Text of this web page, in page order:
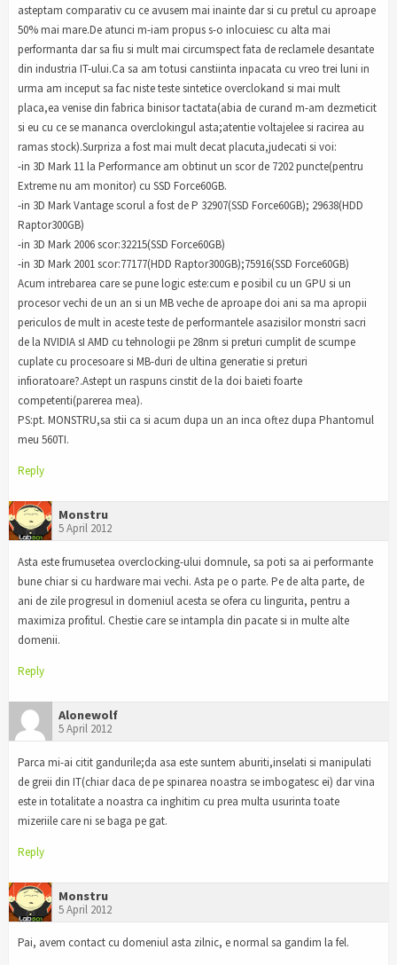
asteptam comparativ cu ce avusem mai inainte dar si cu pretul cu aproape
50% mai mare.De atunci m-iam propus s-o inlocuiesc cu alta mai
performanta dar sa fiu si mult mai circumspect fata de reclamele desantate
din industria IT-ului.Ca sa am totusi canstiinta inpacata cu vreo trei luni in
urma am inceput sa fac niste teste sintetice overclokand si mai mult
placa,ea venise din fabrica binisor tactata(abia de curand m-am dezmeticit
si eu cu ce se mananca overclokingul asta;atentie voltajelee si racirea au
ramas stock).Surpriza a fost mai mult decat placuta,judecati si voi:
-in 3D Mark 11 la Performance am obtinut un scor de 7202 puncte(pentru
Extreme nu am monitor) cu SSD Force60GB.
-in 3D Mark Vantage scorul a fost de P 32907(SSD Force60GB); 29638(HDD
Raptor300GB)
-in 3D Mark 2006 scor:32215(SSD Force60GB)
-in 3D Mark 2001 scor:77177(HDD Raptor300GB);75916(SSD Force60GB)
Acum intrebarea care se pune logic este:cum e posibil cu un GPU si un
procesor vechi de un an si un MB veche de aproape doi ani sa ma apropii
periculos de mult in aceste teste de performantele asazisilor monstri sacri
de la NVIDIA sI AMD cu tehnologii pe 28nm si preturi cumplit de scumpe
cuplate cu procesoare si MB-duri de ultina generatie si preturi
infioratoare?.Astept un raspuns cinstit de la doi baieti foarte
competenti(parerea mea).
PS:pt. MONSTRU,sa stii ca si acum dupa un an inca oftez dupa Phantomul
meu 560TI.
Reply
Monstru
5 April 2012
Asta este frumusetea overclocking-ului domnule, sa poti sa ai performante
bune chiar si cu hardware mai vechi. Asta pe o parte. Pe de alta parte, de
ani de zile progresul in domeniul acesta se ofera cu lingurita, pentru a
maximiza profitul. Chestie care se intampla din pacate si in multe alte
domenii.
Reply
Alonewolf
5 April 2012
Parca mi-ai citit gandurile;da asa este suntem aburiti,inselati si manipulati
de greii din IT(chiar daca de pe spinarea noastra se imbogatesc ei) dar vina
este in totalitate a noastra ca inghitim cu prea multa usurinta toate
mizeriile care ni se baga pe gat.
Reply
Monstru
5 April 2012
Pai, avem contact cu domeniul asta zilnic, e normal sa gandim la fel.